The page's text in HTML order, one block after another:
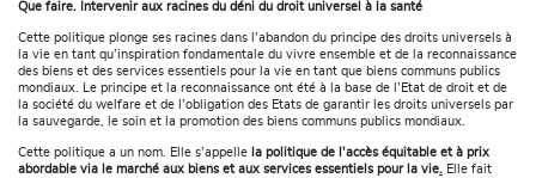
Que faire. Intervenir aux racines du déni du droit universel à la santé
Cette politique plonge ses racines dans l’abandon du principe des droits universels à
la vie en tant qu’inspiration fondamentale du vivre ensemble et de la reconnaissance
des biens et des services essentiels pour la vie en tant que biens communs publics
mondiaux. Le principe et la reconnaissance ont été à la base de l’Etat de droit et de
la société du welfare et de l’obligation des Etats de garantir les droits universels par
la sauvegarde, le soin et la promotion des biens communs publics mondiaux.
Cette politique a un nom. Elle s’appelle la politique de l’accès équitable et à prix
abordable via le marché aux biens et aux services essentiels pour la vie. Elle fait